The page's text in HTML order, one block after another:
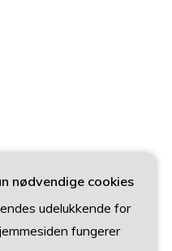
nødvendige cookies
udelukkende for
fungerer